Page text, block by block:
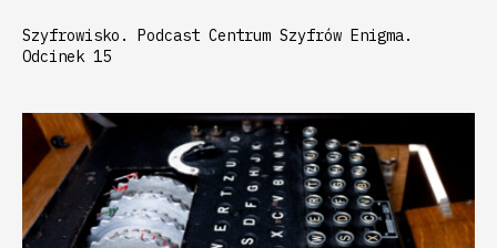
Szyfrowisko. Podcast Centrum Szyfrów Enigma.
Odcinek 15